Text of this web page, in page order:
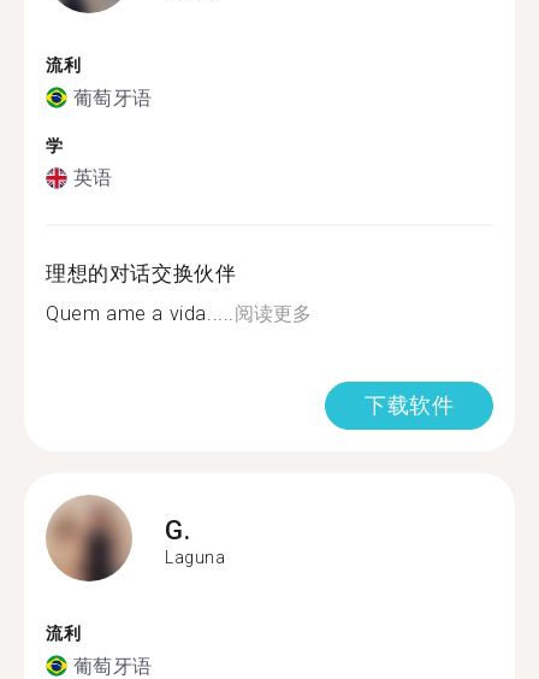
流利
葡萄牙语
学
英语
理想的对话交换伙伴
Quem ame a vida.....阅读更多
下载软件
G.
Laguna
流利
葡萄牙语